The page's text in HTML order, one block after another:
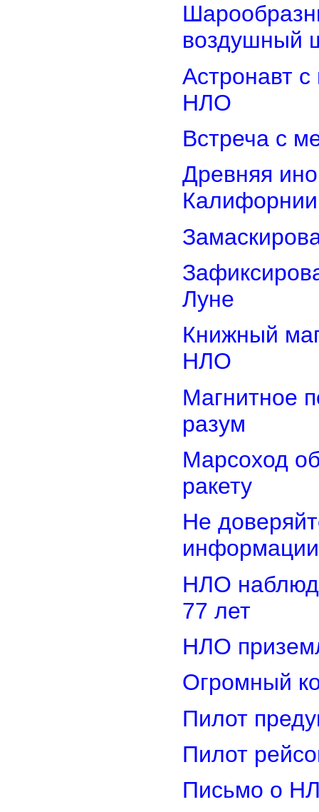
воздушный
Астронавт
НЛО
Встреча с
Древняя
Калифорнии
Луне
Книжный
НЛО
Магнитное
разум
Марсоход
ракету
Не
информации
НЛО
77 лет
НЛО
Огромный
Пилот
Пилот
Письмо о